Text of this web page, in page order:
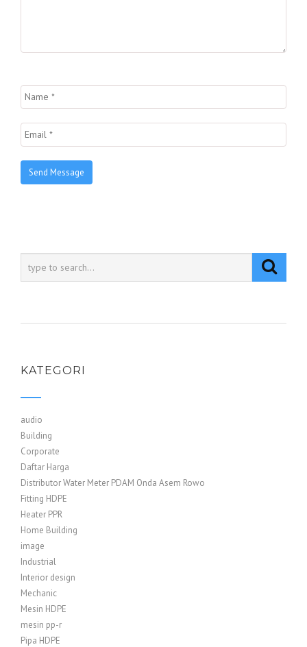
KATEGORI
audio
Building
Corporate
Daftar Harga
Distributor Water Meter PDAM Onda Asem Rowo
Fitting HDPE
Heater PPR
Home Building
image
Industrial
Interior design
Mechanic
Mesin HDPE
mesin pp-r
Pipa HDPE